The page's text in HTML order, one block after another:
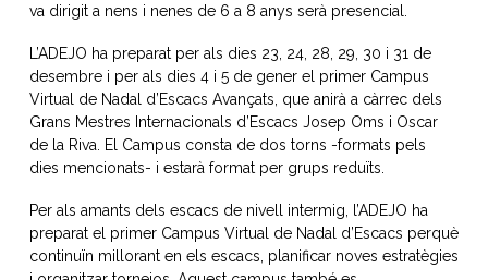
va dirigit a nens i nenes de 6 a 8 anys serà presencial.
L’ADEJO ha preparat per als dies 23, 24, 28, 29, 30 i 31 de
desembre i per als dies 4 i 5 de gener el primer Campus
Virtual de Nadal d’Escacs Avançats, que anirà a càrrec dels
Grans Mestres Internacionals d’Escacs Josep Oms i Oscar
de la Riva. El Campus consta de dos torns -formats pels
dies mencionats- i estarà format per grups reduïts.
Per als amants dels escacs de nivell intermig, l’ADEJO ha
preparat el primer Campus Virtual de Nadal d’Escacs perquè
continuïn millorant en els escacs, planificar noves estratègies